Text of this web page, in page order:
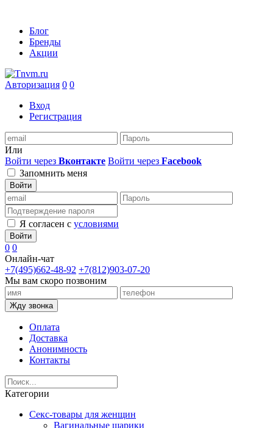
Блог
Бренды
Акции
Авторизация 0 0
Вход
Регистрация
Или
Войти через Вконтакте Войти через Facebook
Запомнить меня
Войти
Я согласен с условиями
Войти
0 0
Онлайн-чат
+7(495)662-48-92 +7(812)903-07-20
Мы вам скоро позвоним
Жду звонка
Оплата
Доставка
Анонимность
Контакты
Категории
Секс-товары для женщин
Вагинальные шарики